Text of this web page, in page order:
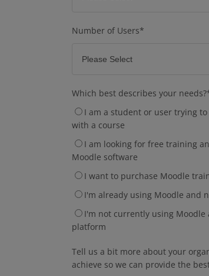
Number of Users*
Which best describes your needs?
I am a student or user trying
with a course
I am looking for free training
Moodle software
I want to purchase Moodle
I'm already using Moodle and
I'm not currently using
platform
Tell us a bit more about your
achieve so we can provide the